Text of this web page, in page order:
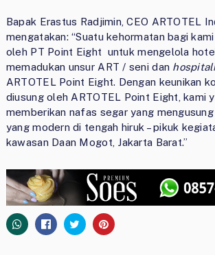
Bapak Erastus Radjimin, CEO ARTOTEL
mengatakan: “Suatu kehormatan bagi
oleh PT Point Eight untuk mengelola
memadukan unsur ART / seni dan
ARTOTEL Point Eight. Dengan keunikan
diusung oleh ARTOTEL Point Eight, kami
memberikan nafas segar yang
yang modern di tengah hiruk – pikuk
kawasan Daan Mogot, Jakarta Barat.’’